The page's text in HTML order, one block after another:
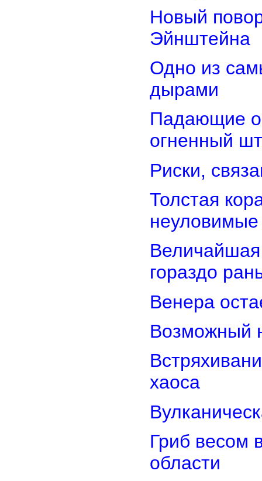
Новый
Эйнштейна
Одно из
дырами
Падающие
огненный
Риски,
Толстая
Величайшая
гораздо
Венера
Возможный
хаоса
Гриб весом
области